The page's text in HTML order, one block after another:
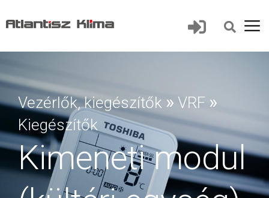
Vezérlők, kiegészítők » VRF »
Kiegészítők
Kimeneti modul